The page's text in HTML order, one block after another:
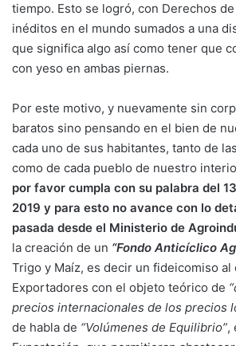
tiempo. Esto se logró, con Derechos
inéditos en el mundo sumados a una
que significa algo así como tener que
con yeso en ambas piernas.
Por este motivo, y nuevamente sin
baratos sino pensando en el bien de
cada uno de sus habitantes, tanto de
como de cada pueblo de nuestro
por favor cumpla con su palabra del
2019 y para esto no avance con lo
pasada desde el Ministerio de
la creación de un “Fondo Anticíclico
Trigo y Maíz, es decir un fideicomiso al
Exportadores con el objeto teórico de
precios internacionales de los precios
de habla de “Volúmenes de Equilibrio”,